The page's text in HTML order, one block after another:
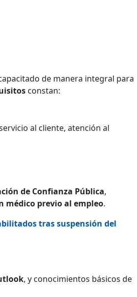
de manera integral para
constan:
al cliente, atención al
de Confianza Pública,
médico previo al empleo.
tras suspensión del
, y conocimientos básicos de